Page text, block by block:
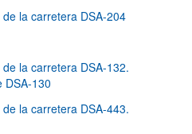
la carretera DSA-204
la carretera DSA-132.
DSA-130
la carretera DSA-443.